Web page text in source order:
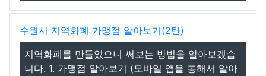
수원시 지역화폐 가맹점 알아보기(2탄)
지역화폐를 만들었으니 써보는 방법을 알아보겠습
니다. 1. 가맹점 알아보기 (모바일 앱을 통해서 알아